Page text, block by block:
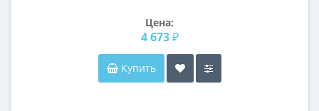
Цена:
4 673 ₽
Купить